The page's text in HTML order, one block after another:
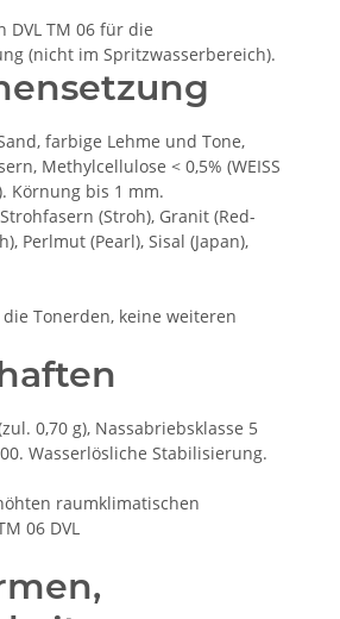
DVL TM 06 für die
(nicht im Spritzwasserbereich).
farbige Lehme und Tone,
Methylcellulose < 0,5% (WEISS
Körnung bis 1 mm.
(Stroh), Granit (Red-
Perlmut (Pearl), Sisal (Japan),
Tonerden, keine weiteren
0,70 g), Nassabriebsklasse 5
Wasserlösliche Stabilisierung.
raumklimatischen
06 DVL